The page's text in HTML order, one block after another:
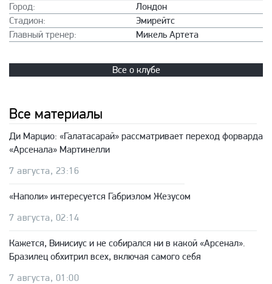
Город:
Лондон
Стадион:
Эмирейтс
Главный тренер:
Микель Артета
Все о клубе
Все материалы
Ди Марцио: «Галатасарай» рассматривает переход форварда
«Арсенала» Мартинелли
7 августа, 23:16
«Наполи» интересуется Габриэлом Жезусом
7 августа, 02:14
Кажется, Винисиус и не собирался ни в какой «Арсенал».
Бразилец обхитрил всех, включая самого себя
7 августа, 01:00